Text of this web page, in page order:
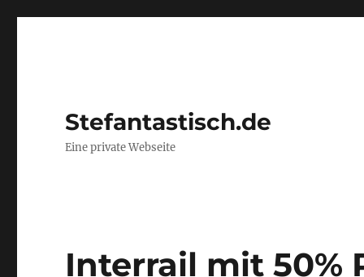
Stefantastisch.de
Eine private Webseite
Interrail mit 50%